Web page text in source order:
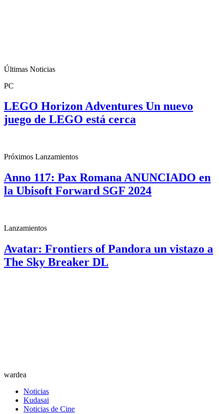
Últimas Noticias
PC
LEGO Horizon Adventures Un nuevo
juego de LEGO está cerca
Próximos Lanzamientos
Anno 117: Pax Romana ANUNCIADO en
la Ubisoft Forward SGF 2024
Lanzamientos
Avatar: Frontiers of Pandora un vistazo a
The Sky Breaker DL
wardea
Noticias
Kudasai
Noticias de Cine